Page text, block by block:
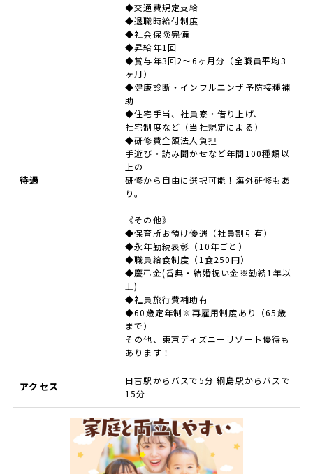
待遇
◆交通費規定支給
◆退職時給付制度
◆社会保険完備
◆昇給年1回
◆賞与年3回2～6ヶ月分（全職員平均3
ヶ月）
◆健康診断・インフルエンザ予防接種補
助
◆住宅手当、社員寮・借り上げ、
社宅制度など（当社規定による）
◆研修費全額法人負担
手遊び・読み聞かせなど年間100種類以
上の
研修から自由に選択可能！海外研修もあ
り。
《その他》
◆保育所お預け優遇（社員割引有）
◆永年勤続表彰（10年ごと）
◆職員給食制度（1食250円）
◆慶弔金(香典・結婚祝い金※勤続1年以
上)
◆社員旅行費補助有
◆60歳定年制※再雇用制度あり（65歳
まで）
その他、東京ディズニーリゾート優待も
あります！
アクセス
日吉駅からバスで5分 綱島駅からバスで
15分